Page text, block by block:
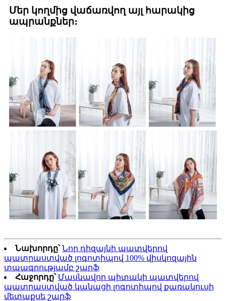
Մեր կողմից վաճառվող այլ հարակից
ապրանքներ։
Նախորդը՝ Նոր դիզայնի պատվերով
պատրաստված լոգոտիպով 100% վիսկոզային
տպագրությամբ շարֆ
Հաջորդը՝ Մասնավոր պիտակի պատվերով
պատրաստված կանացի լոգոտիպով քառակուսի
մետաքսե շարֆ